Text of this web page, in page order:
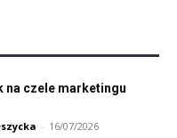
na czele marketingu
- 16/07/2026